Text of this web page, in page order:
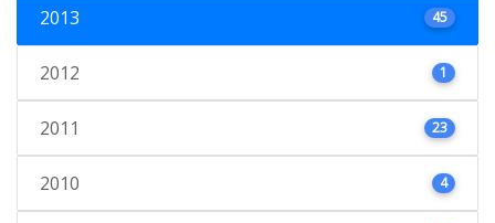
2013 45
2012 1
2011 23
2010 4